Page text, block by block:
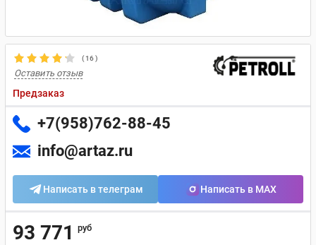
(16)
Оставить отзыв
Предзаказ
+7(958)762-88-45
info@artaz.ru
Написать в телеграм Написать в MAX
93 771 руб